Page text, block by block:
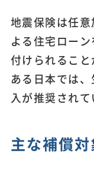
地震保険は任
よる住宅ロー
付けられるこ
ある日本では
入が推奨されて
主な補償対